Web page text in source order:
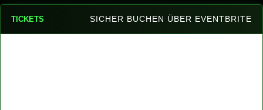
TICKETS SICHER BUCHEN ÜBER EVENTBRITE